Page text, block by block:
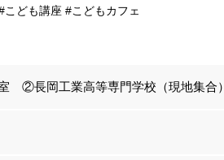
こども講座 #こどもカフェ
②長岡工業高等専門学校（現地集合）